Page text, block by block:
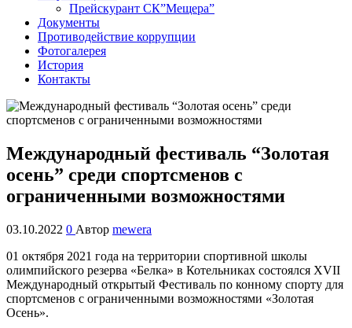
Прейскурант СК”Мещера”
Документы
Противодействие коррупции
Фотогалерея
История
Контакты
Международный фестиваль “Золотая
осень” среди спортсменов с
ограниченными возможностями
03.10.2022 0 Автор mewera
01 октября 2021 года на территории спортивной школы
олимпийского резерва «Белка» в Котельниках состоялся XVII
Международный открытый Фестиваль по конному спорту для
спортсменов с ограниченными возможностями «Золотая
Осень».